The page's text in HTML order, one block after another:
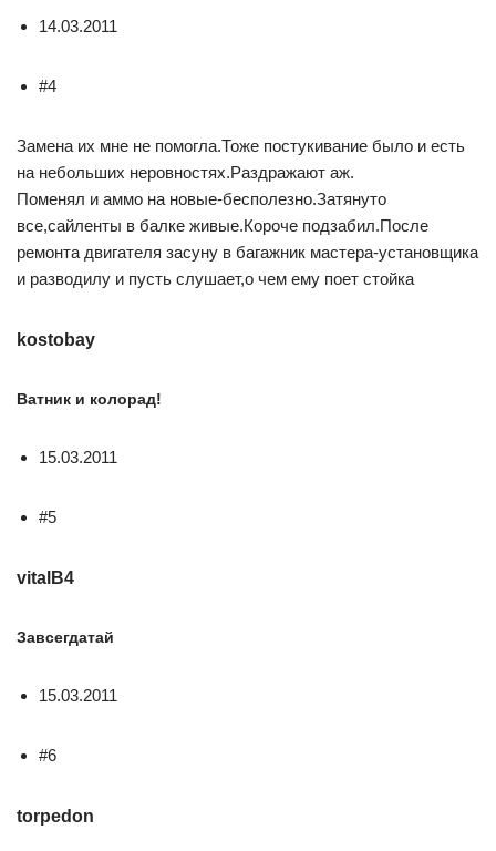
14.03.2011
#4
Замена их мне не помогла.Тоже постукивание было и есть
на небольших неровностях.Раздражают аж.
Поменял и аммо на новые-бесполезно.Затянуто
все,сайленты в балке живые.Короче подзабил.После
ремонта двигателя засуну в багажник мастера-установщика
и разводилу и пусть слушает,о чем ему поет стойка
kostobay
Ватник и колорад!
15.03.2011
#5
vitalB4
Завсегдатай
15.03.2011
#6
torpedon